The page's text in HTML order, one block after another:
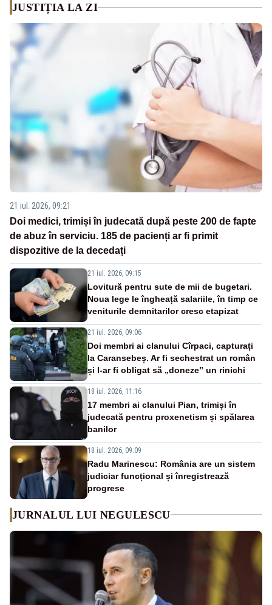
JUSTIȚIA LA ZI
21 iul. 2026, 09:21
Doi medici, trimiși în judecată după peste 200 de fapte
de abuz în serviciu. 185 de pacienți ar fi primit
dispozitive de la decedați
21 iul. 2026, 09:15
Lovitură pentru sute de mii de bugetari.
Noua lege le îngheață salariile, în timp ce
veniturile demnitarilor cresc etapizat
21 iul. 2026, 09:06
Doi membri ai clanului Cîrpaci, capturați
la Caransebeș. Ar fi sechestrat un român
și l-ar fi obligat să „doneze” un rinichi
18 iul. 2026, 11:16
17 membri ai clanului Pian, trimiși în
judecată pentru proxenetism și spălarea
banilor
18 iul. 2026, 09:09
Radu Marinescu: România are un sistem
judiciar funcțional și înregistrează
progrese
JURNALUL LUI NEGULESCU